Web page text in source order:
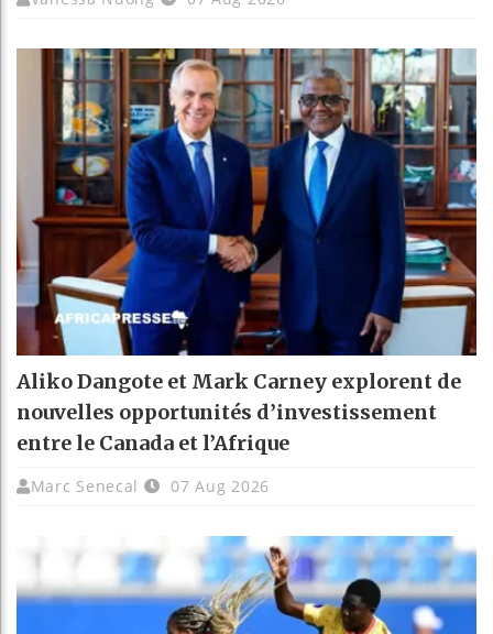
Aliko Dangote et Mark Carney explorent de
nouvelles opportunités d’investissement
entre le Canada et l’Afrique
Marc Senecal 07 Aug 2026